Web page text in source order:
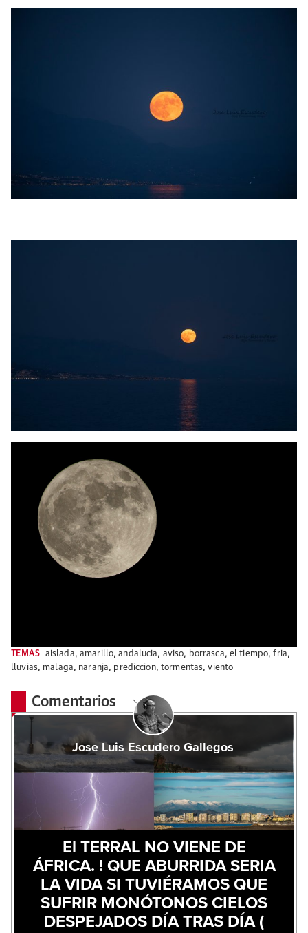
TEMAS aislada, amarillo,andalucia, aviso, borrasca, el tiempo,fria,
lluvias, malaga, naranja, prediccion, tormentas,viento
Comentarios
Jose Luis Escudero Gallegos
El TERRAL NO VIENE DE
ÁFRICA. ! QUE ABURRIDA SERIA
LA VIDA SI TUVIÉRAMOS QUE
SUFRIR MONÓTONOS CIELOS
DESPEJADOS DÍA TRAS DÍA (